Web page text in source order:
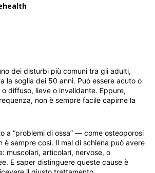
dei disturbi più comuni tra gli adulti,
la soglia dei 50 anni. Può essere acuto o
diffuso, lieve o invalidante. Eppure,
non è sempre facile capirne la
a “problemi di ossa” — come osteoporosi
sempre così. Il mal di schiena può avere
muscolari, articolari, nervose, o
E saper distinguere queste cause è